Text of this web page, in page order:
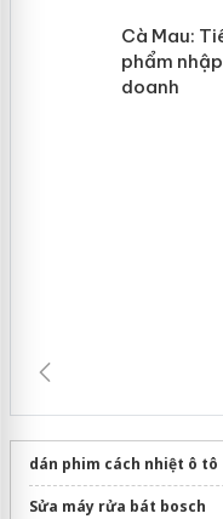
Hưng
hàng
dán phim cách nhiệt ô tô
Sửa máy rửa bát bosch